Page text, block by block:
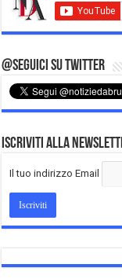
@Seguici su Twitter
Iscriviti alla
Il tuo indirizzo Email